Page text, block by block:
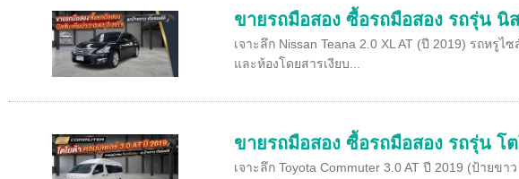
ขายรถมือสอง ซื้อรถมือสอง รถรุ่น นิ
เจาะลึก Nissan Teana 2.0 XL AT (ปี 2019) รถห
และห้องโดยสารเงียบ...
ขายรถมือสอง ซื้อรถมือสอง รถรุ่น โ
เจาะลึก Toyota Commuter 3.0 AT ปี 2019 (ป้าย